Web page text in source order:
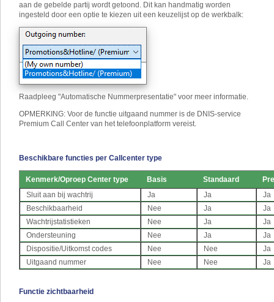
aan de gebelde partij wordt getoond. Dit kan handmatig worden
ingesteld door een optie te kiezen uit een keuzelijst op de werkbalk:
Raadpleeg "Automatische Nummerpresentatie" voor meer informatie.
OPMERKING: Voor de functie uitgaand nummer is de DNIS-service
Premium Call Center van het telefoonplatform vereist.
Beschikbare functies per Callcenter type
Kenmerk/Oproep Center type Basis Standaard
Sluit aan bij wachtrij
Ja Ja
Ja
Beschikbaarheid
Nee Ja
Ja
Wachtrijstatistieken
Nee Ja
Ja
Ondersteuning
Nee Ja
Ja
Dispositie/Uitkomst codes
Nee Nee
Ja
Uitgaand nummer
Nee Nee Ja
Functie zichtbaarheid